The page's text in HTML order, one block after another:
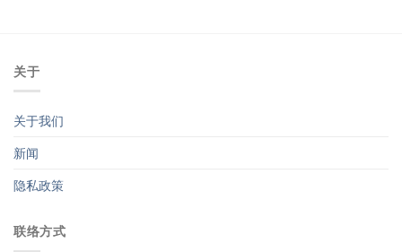
关于
关于我们
新闻
隐私政策
联络方式